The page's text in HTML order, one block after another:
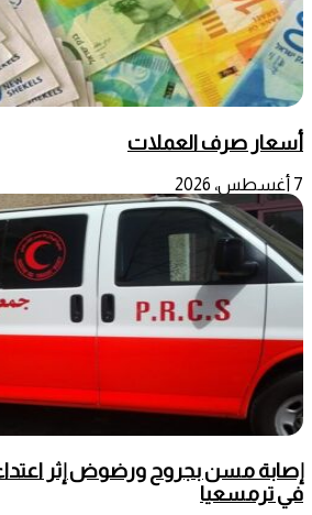
أسعار صرف العملات
7 أغسطس، 2026
إصابة مسن بجروح ورضوض إثر
في ترمسعيا